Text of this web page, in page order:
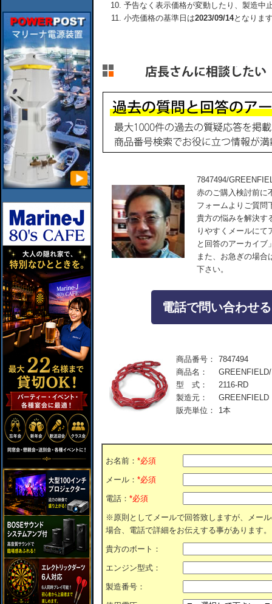
予告なく表示価格が変動したり、製造中
小売価格の基準日は2023/09/14となりま
7847494/
赤のご購入検討前に
フォームよりご質問
貴方の悩みを解決す
りやすくメールにて
と回答のアーカイブ
また、お急ぎの場合
下さい。
電話で問い合わせ
商品番号：
7847494
商品名：
型 式：
2116-RD
製造元：
GREENFIELD
販売単位：
1本
お名前： *必須
メール： *必須
電話： *必須
※原則としてメールで回答致しますが、メー
場合、電話で詳細をお伝えする事があります。
貴方のボート：
エンジン型式：
製造番号：